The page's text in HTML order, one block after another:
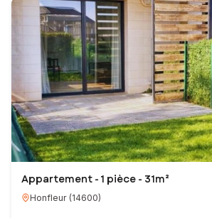
Appartement - 1 pièce - 31m²
Honfleur (14600)